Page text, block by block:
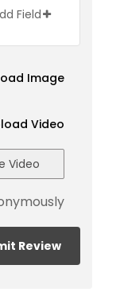
Field
Image
Video
Video